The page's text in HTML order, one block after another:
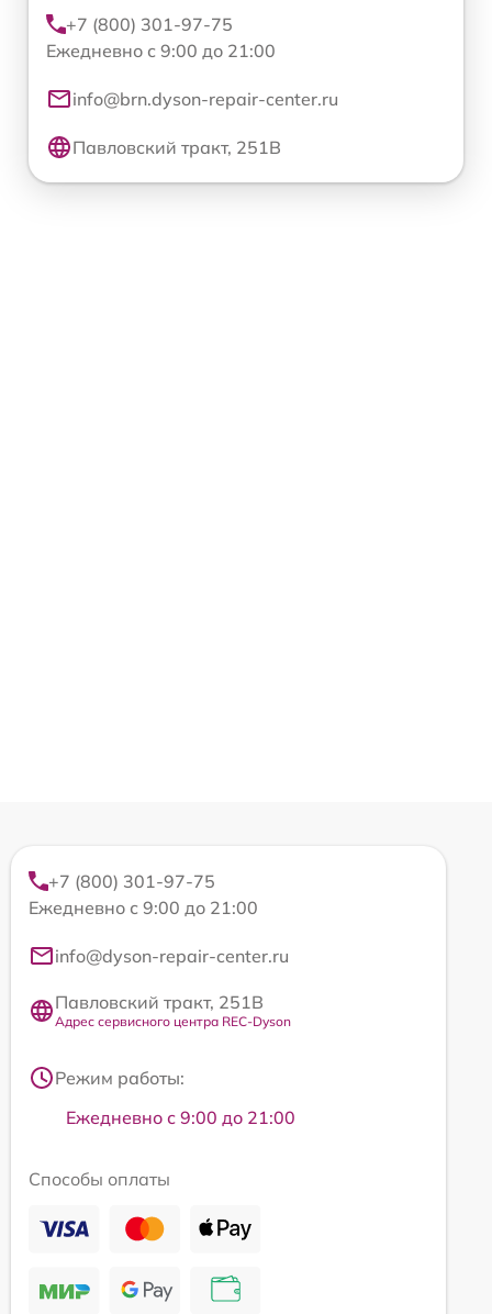
+7 (800) 301-97-75
Ежедневно с 9:00 до 21:00
info@brn.dyson-repair-center.ru
Павловский тракт, 251В
+7 (800) 301-97-75
Ежедневно с 9:00 до 21:00
info@dyson-repair-center.ru
Павловский тракт, 251В
Адрес сервисного центра REC-Dyson
Режим работы:
Ежедневно с 9:00 до 21:00
Способы оплаты